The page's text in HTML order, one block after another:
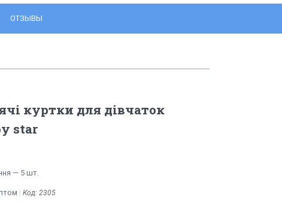
ОТЗЫВЫ
куртки для дівчаток
star
— 5 шт.
Код: 2305